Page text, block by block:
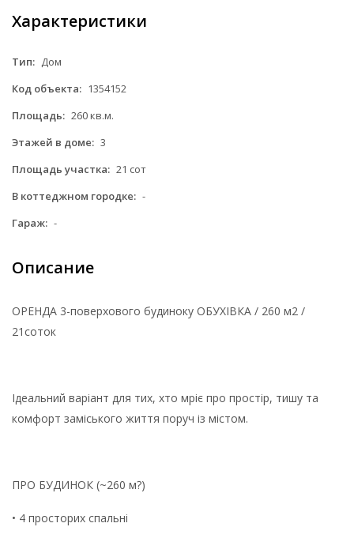
Характеристики
Тип: Дом
Код объекта: 1354152
Площадь: 260 кв.м.
Этажей в доме: 3
Площадь участка: 21 сот
В коттеджном городке: -
Гараж: -
Описание
ОРЕНДА 3-поверхового будиноку ОБУХІВКА / 260 м2 /
21соток
Ідеальний варіант для тих, хто мріє про простір, тишу та
комфорт заміського життя поруч із містом.
ПРО БУДИНОК (~260 м?)
• 4 просторих спальні